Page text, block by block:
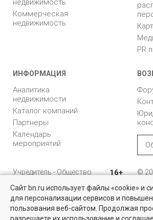
Найти квартиру - это просто!
Выбирайте среди 14 тысяч проверенных
недвижимость
Коммерческая
недвижимость
PR
ИНФОРМАЦИЯ
Аналитика
недвижимости
Каталог компаний
Партнеры
Календарь
мероприятий
Учредитель - Общество
ответственностью
"Управляющая
компания "Бюллетень
недвижимости"
16+
©
Сайт bn.ru использует файлы «cookie» и
для персонализации сервисов и
пользования веб-сайтом. Продолжая